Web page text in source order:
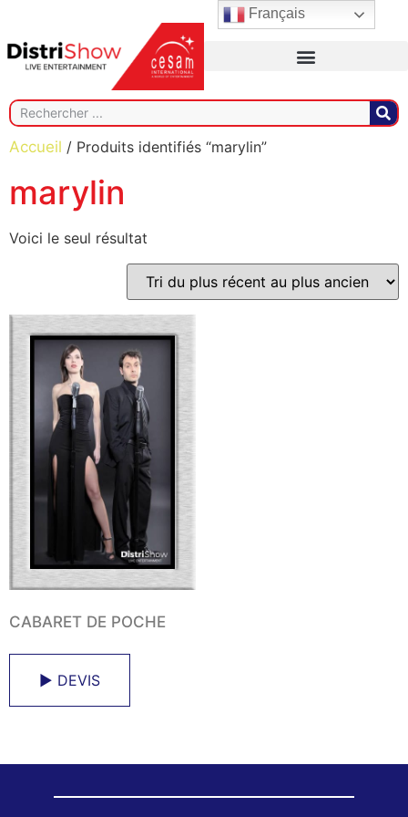
Accueil / Produits identifiés “marylin”
marylin
Voici le seul résultat
CABARET DE POCHE
► DEVIS
Français